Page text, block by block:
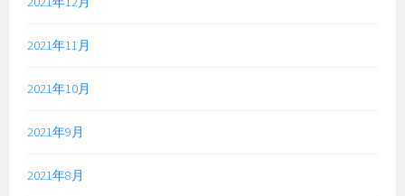
2021年11月
2021年10月
2021年9月
2021年8月